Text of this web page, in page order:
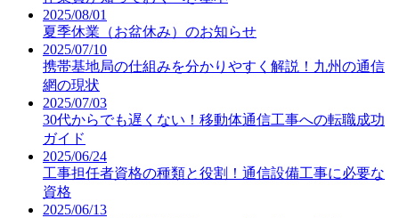
2025/08/01
夏季休業（お盆休み）のお知らせ
2025/07/10
携帯基地局の仕組みを分かりやすく解説！九州の通信
網の現状
2025/07/03
30代からでも遅くない！移動体通信工事への転職成功
ガイド
2025/06/24
工事担任者資格の種類と役割！通信設備工事に必要な
資格
2025/06/13